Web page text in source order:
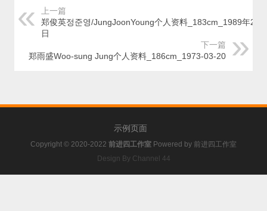
上一篇
郑俊英정준영/JungJoonYoung个人资料_183cm_1989年2月
日
下一篇
郑雨盛Woo-sung Jung个人资料_186cm_1973-03-20
示例页面
Copyright © 2020-2022 前进四工作室 Powered by 前进四工作室
Design By Channel 44